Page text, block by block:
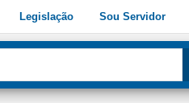
Legislação Sou Servidor